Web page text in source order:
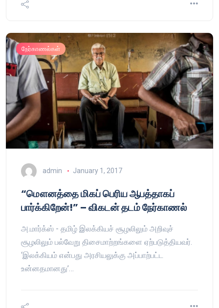
நேர்காணல்கள்
admin January 1, 2017
“மௌனத்தை மிகப் பெரிய ஆபத்தாகப்
பார்க்கிறேன்!” – விகடன் தடம் நேர்காணல்
அ.மார்க்ஸ் - தமிழ் இலக்கியச் சூழலிலும் அறிவுச்
சூழலிலும் பல்வேறு திசைமாற்றங்களை ஏற்படுத்தியவர்.
‘இலக்கியம் என்பது அரசியலுக்கு அப்பாற்பட்ட
உன்னதமானது’…